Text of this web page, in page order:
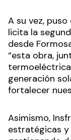
A su vez,
licita la
desde
“esta obra,
generación
fortalecer
Asimismo,
estratégicas y